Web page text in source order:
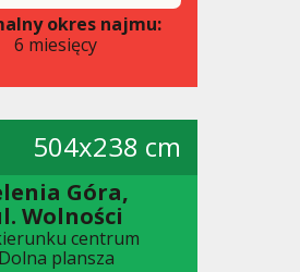
okres najmu:
6 miesięcy
504x238 cm
Góra,
Wolności
centrum
Dolna plansza